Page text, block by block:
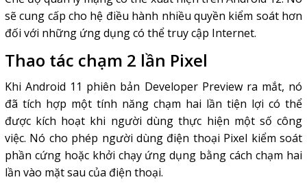
sẽ cung cấp cho hệ điều hành nhiều quyền kiểm soát hơn
đối với những ứng dụng có thể truy cập Internet.
Thao tác chạm 2 lần Pixel
Khi Android 11 phiên bản Developer Preview ra mắt, nó
đã tích hợp một tính năng chạm hai lần tiện lợi có thể
được kích hoạt khi người dùng thực hiện một số công
việc. Nó cho phép người dùng điện thoại Pixel kiểm soát
phần cứng hoặc khởi chạy ứng dụng bằng cách chạm hai
lần vào mặt sau của điện thoại.